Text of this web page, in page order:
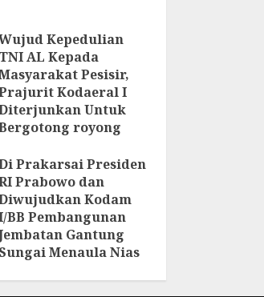
Kepedulian
TNI AL Kepada
Pesisir,
Kodaeral I
Untuk
royong
7 AGUSTUS 2026
Prakarsai Presiden
Prabowo dan
Kodam
BB Pembangunan
Gantung
Menaula Nias